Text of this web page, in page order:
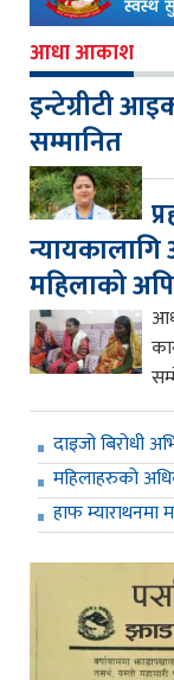
आधा आकाश
इन्टेग्रीटी
सम्मानित
महिलाको
दाइजो बिरोधी
महिलाहरुको
हाफ म्याराथनमा